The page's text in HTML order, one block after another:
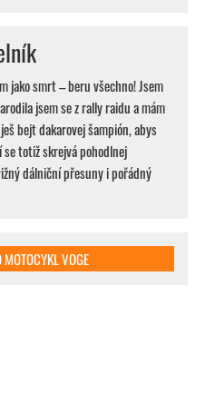
VOGE
jako smrt – beru všechno! Jsem
jsem se z rally raidu a mám
bejt dakarovej šampión, abys
se totiž skrejvá pohodlnej
dálniční přesuny i pořádný